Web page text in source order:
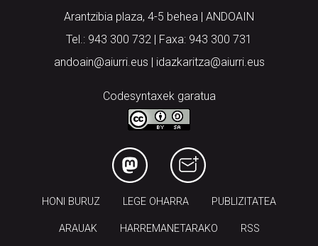
Arantzibia plaza, 4-5 behea | ANDOAIN
Tel.: 943 300 732 | Faxa: 943 300 731
andoain@aiurri.eus | idazkaritza@aiurri.eus
Codesyntaxek garatua
HONI BURUZ LEGE OHARRA PUBLIZITATEA
ARAUAK HARREMANETARAKO RSS